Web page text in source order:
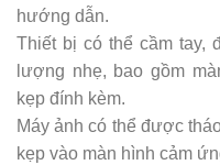
hướng dẫn.
Thiết bị có thể cầm tay,
lượng nhẹ, bao gồm
kẹp đính kèm.
Máy ảnh có thể được
kẹp vào màn hình cảm